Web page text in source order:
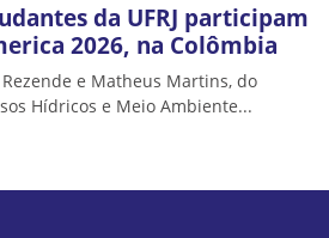
da UFRJ participam
2026, na Colômbia
e Matheus Martins, do
Hídricos e Meio Ambiente...